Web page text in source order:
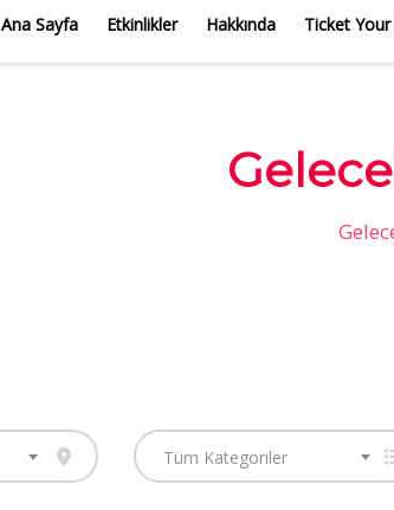
Ana Sayfa Etkinlikler Hakkında Ticket
Tüm Kategoriler